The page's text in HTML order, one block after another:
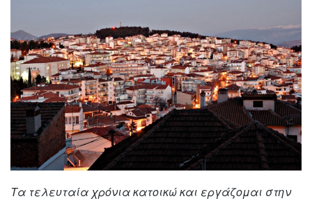
Τα τελευταία χρόνια κατοικώ και εργάζομαι στην